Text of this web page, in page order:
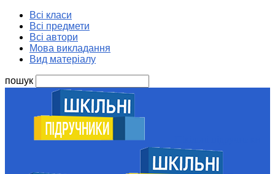
Всі класи
Всі предмети
Всі автори
Мова викладання
Вид матеріалу
пошук